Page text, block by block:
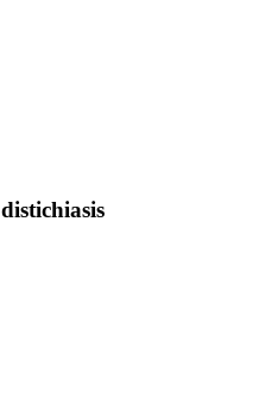
distichiasis